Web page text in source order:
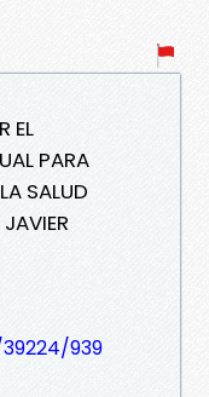
EL
PARA
SALUD
939